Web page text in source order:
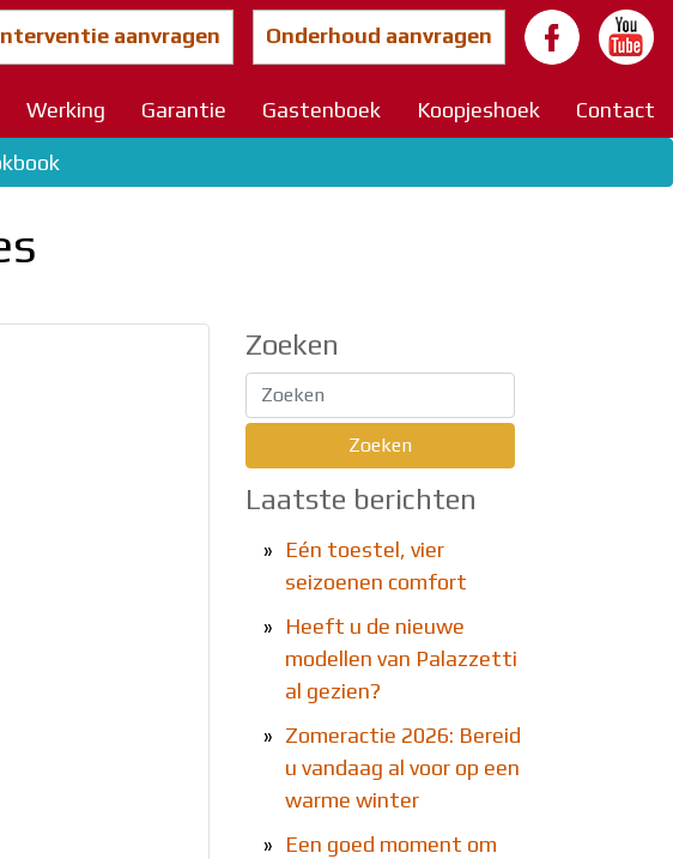
Onderhoud aanvragen
aanvragen
Werking Garantie Gastenboek Koopjeshoek Contact
Zoeken
Laatste berichten
»
Eén toestel, vier
seizoenen comfort
»
Heeft u de nieuwe
modellen van Palazzetti
al gezien?
» Zomeractie 2026: Bereid
u vandaag al voor op een
warme winter
»
Een goed moment om